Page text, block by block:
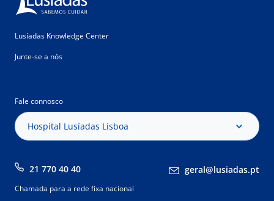
Lusíadas Knowledge Center
Junte-se a nós
Fale connosco
Hospital Lusíadas Lisboa
21 770 40 40 geral@lusiadas.pt
Chamada para a rede fixa nacional